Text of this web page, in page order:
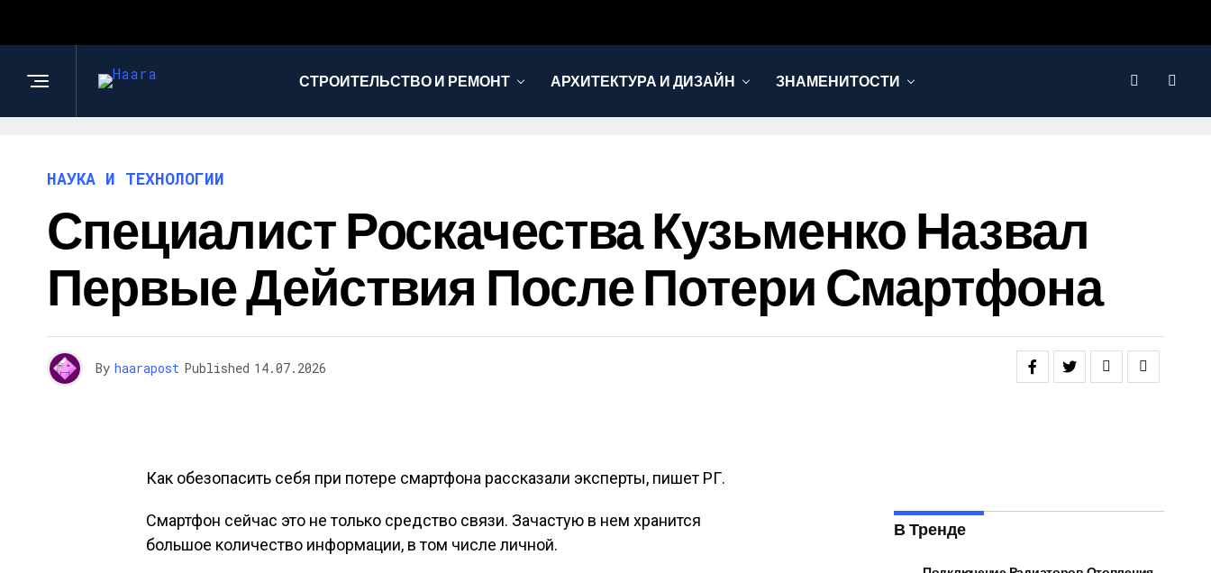
СТРОИТЕЛЬСТВО И РЕМОНТ АРХИТЕКТУРА И ДИЗАЙН ЗНАМЕНИТОСТИ
НАУКА И ТЕХНОЛОГИИ
Специалист Роскачества Кузьменко Назвал
Первые Действия После Потери Смартфона
By haarapost Published 14.07.2026
Как обезопасить себя при потере смартфона рассказали эксперты, пишет РГ.
Смартфон сейчас это не только средство связи. Зачастую в нем хранится
большое количество информации, в том числе личной.
В Тренде